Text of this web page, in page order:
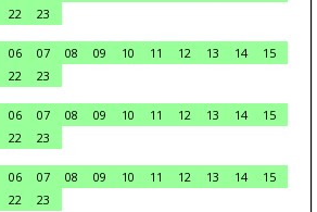
22
23
06 07 08 09 10 11 12 13 14
15
22
23
06 07 08 09 10 11 12 13 14
15
22
23
06 07 08 09 10 11 12 13 14
15
22
23